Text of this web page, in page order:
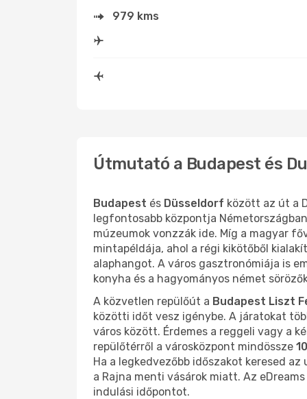
979 kms
Útmutató a Budapest és
Budapest és Düsseldorf között az út a
legfontosabb központja
múzeumok vonzzák ide. Míg a magyar
mintapéldája, ahol a régi kikötőből
alaphangot. A város gasztronómiája is
konyha és a hagyományos német
A közvetlen repülőút a Budapest Liszt
közötti időt vesz igénybe. A járatokat
város között. Érdemes a reggeli vagy a
repülőtérről a városközpont mindössze
Ha a legkedvezőbb időszakot keresed
a Rajna menti vásárok miatt. Az
indulási időpontot.